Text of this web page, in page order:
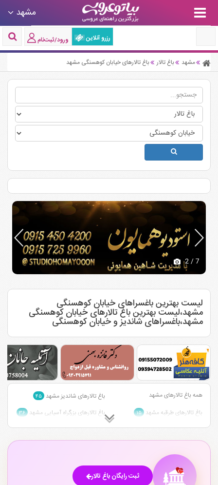
مشهد
رزرو آنلاین ورود/ثبت‌نام
مشهد باغ تالار باغ تالارهای خیابان کوهسنگی مشهد
2/ 7
لیست بهترین باغسراهای خیابان کوهسنگی
مشهد،لیست بهترین باغ تالارهای خیابان کوهسنگی
مشهد،باغسراهای شاندیز و خیابان کوهسنگی
همه باغ تالارهای مشهد باغ تالارهای شاندیز مشهد ۴۵
باغ تالارهای طرقبه مشهد ۱۵ باغ تالارهای بزرگراه آسیایی مشهد ۳۶
باغ تالارهای قاسم آباد مشهد ۱ باغ تالارهای وکیل آباد مشهد ۱
باغ تالارهای آزادشهر مشهد
باغ تالارهای جاده کلات مشهد ۶ باغ تالارهای بلوار طبرسی مشهدثبت رایگان باغ تالار